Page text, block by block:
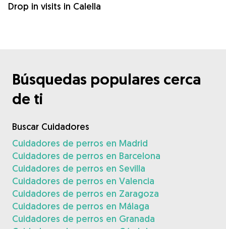
Drop in visits in Calella
Búsquedas populares cerca
de ti
Buscar Cuidadores
Cuidadores de perros en Madrid
Cuidadores de perros en Barcelona
Cuidadores de perros en Sevilla
Cuidadores de perros en Valencia
Cuidadores de perros en Zaragoza
Cuidadores de perros en Málaga
Cuidadores de perros en Granada